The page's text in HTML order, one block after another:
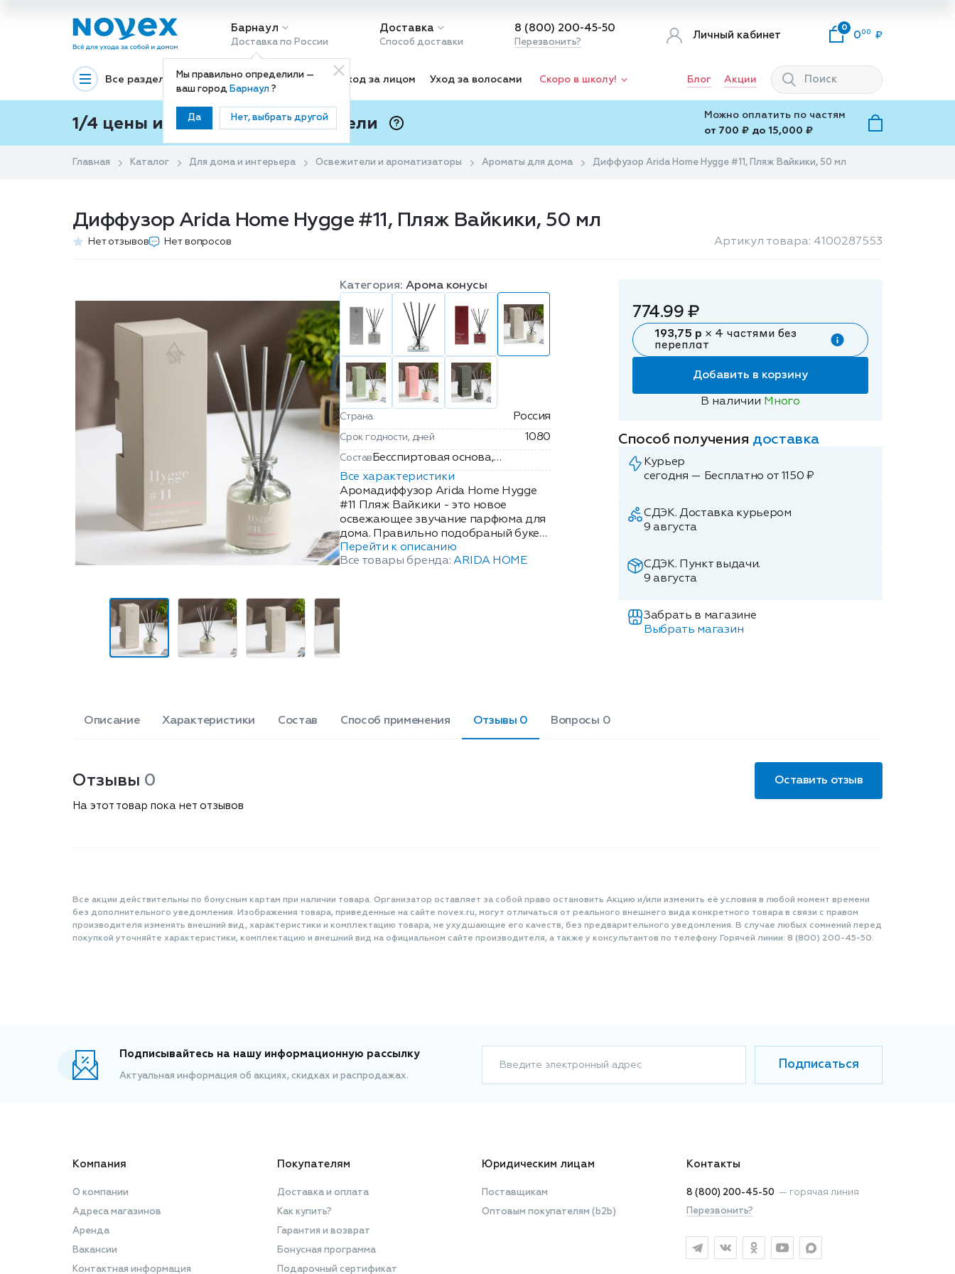
Барнаул
Доставка по России
Мы правильно определили —
ваш город Барнаул?
Да Нет, выбрать другой
Доставка
Способ доставки
8 (800) 200-45-50
Перезвонить?
Личный кабинет
0
0 00
Все разделы Декоративная косметика Уход за лицом Уход за волосами Скоро в школу! Блог Акции
1/4 цены и покупки ваши с Подели
Можно оплатить по частям
от 700 ₽ до 15,000 ₽
Главная Каталог Для дома и интерьера Освежители и ароматизаторы Ароматы для дома Диффузор Arida Home Hygge #11, Пляж Вайкики, 50 мл
Диффузор Arida Home Hygge #11, Пляж Вайкики, 50 мл
Нет отзывов Нет вопросов Артикул товара: 4100287553
Категория: Арома конусы
Страна Россия
Срок годности, дней 1080
Состав Бесспиртовая основа,
ароматическая композиция.
Все характеристики
Аромадиффузор Arida Home Hygge
#11 Пляж Вайкики - это новое
освежающее звучание парфюма для
дома. Правильно подобраный букет
способен расслабить, настроить на
положительные эмоции,
Перейти к описанию
Все товары бренда: ARIDA HOME
774.99 ₽
193,75 р × 4 частями без
переплат
Добавить в корзину
В наличии Много
Способ получения доставка
Курьер
сегодня — Бесплатно от 1150 ₽
СДЭК. Доставка курьером
9 августа
СДЭК. Пункт выдачи.
9 августа
Забрать в магазине
Выбрать магазин
Описание Характеристики Состав Способ применения Отзывы 0 Вопросы 0
Отзывы 0 Оставить отзыв
На этот товар пока нет отзывов
Все акции действительны по бонусным картам при наличии товара. Организатор оставляет за собой право остановить Акцию и/или изменить её условия в любой момент времени
без дополнительного уведомления. Изображения товара, приведенные на сайте novex.ru, могут отличаться от реального внешнего вида конкретного товара в связи с правом
производителя изменять внешний вид, характеристики и комплектацию товара, не ухудшающие его качеств, без предварительного уведомления. В случае любых сомнений перед
покупкой уточняйте характеристики, комплектацию и внешний вид на официальном сайте производителя, а также у консультантов по телефону Горячей линии: 8 (800) 200-45-50.
Подписывайтесь на нашу информационную рассылку
Актуальная информация об акциях, скидках и распродажах.
Введите электронный адрес Подписаться
Компания
О компании
Адреса магазинов
Аренда
Вакансии
Контактная информация
Покупателям
Доставка и оплата
Как купить?
Гарантия и возврат
Бонусная программа
Подарочный сертификат
Юридическим лицам
Поставщикам
Оптовым покупателям (b2b)
Контакты
8 (800) 200-45-50 — горячая линия
Перезвонить?